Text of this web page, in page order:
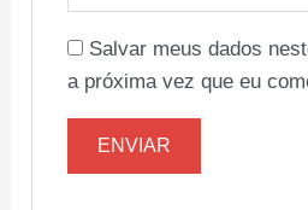
Salvar meus dados
a próxima vez que eu